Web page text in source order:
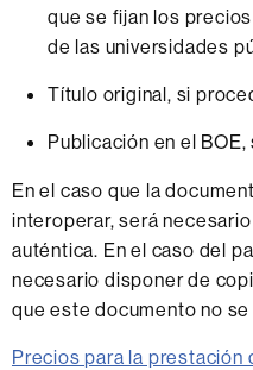
que se fijan los
de las universidades
Título original, si
Publicación en el
En el caso que la
interoperar, será
auténtica. En el caso del
necesario disponer de
que este documento no
Precios para la prestación